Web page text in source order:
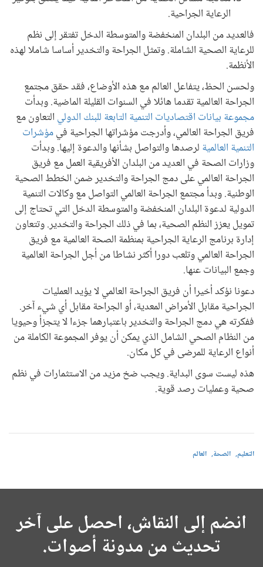
الرعاية الجراحية.
فالعديد من البلدان المنخفضة والمتوسطة الدخل تفتقر إلى نظم
للرعاية الصحية الشاملة. وتمثل الجراحة والتخدير أساسا شاملا لهذه
الأنظمة.
ولحسن الحظ، يتفاعل العالم مع هذه الأوضاع، فقد حقق مجتمع
الجراحة العالمية تقدما هائلا في السنوات القليلة الماضية. وبدأت
مجموعة بيانات اقتصاديات التنمية التابعة للبنك الدولي التعاون مع
فريق الجراحة العالمي، وأدرجت مؤشراتها الجراحية فيمؤشرات
التنمية العالمية لرصدها والتواصل بشأنها والدعوة إليها. وبدأت
وزارات الصحة في العديد من البلدان الأفريقية العمل مع فريق
الجراحة العالمي على دمج الجراحة والتخدير ضمن الخطط الصحية
الوطنية. وبدأ مجتمع الجراحة العالمي التواصل مع وكالات التنمية
الدولية لدعوة البلدان المنخفضة والمتوسطة الدخل التي تحتاج إلى
تمويل يعزز النظم الصحية، بما في ذلك الجراحة والتخدير. وتتعاون
إدارة برنامج الرعاية الجراحية بمنظمة الصحة العالمية مع فريق
الجراحة العالمي وتلعب دورا أكثر نشاطا من أجل الجراحة العالمية
وجمع البيانات عنها.
دعونا نؤكد أخيرا أن فريق الجراحة العالمي لا يؤيد العمليات
الجراحية مقابل الأمراض المعدية، أو الجراحة مقابل أي شيء آخر.
ففكرته هي دمج الجراحة والتخدير باعتبارهما جزءا لا يتجزأ وحيويا
من النظام الصحي الشامل الذي يمكن أن يوفر المجموعة الكاملة من
أنواع الرعاية للمرضى في كل مكان.
هذه ليست سوى البداية. ويجب ضخ مزيد من الاستثمارات في نظم
صحية وعمليات رصد قوية.
التعليم الصحة العالم
انضم إلى النقاش، احصل على آخر
تحديث من مدونة أصوات.